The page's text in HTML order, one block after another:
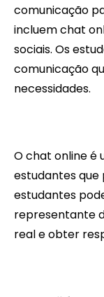
comunicação
incluem chat
sociais. Os
comunicação
necessidades.
O chat online é
estudantes que
estudantes
representante
real e obter